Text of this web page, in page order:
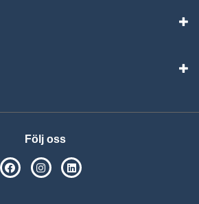
Följ oss
SPSM på Facebook
SPSM på Instagram